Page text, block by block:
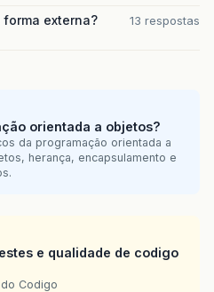
externa?
13 respostas
orientada a objetos?
da programação orientada a
herança, encapsulamento e
e qualidade de codigo
Codigo